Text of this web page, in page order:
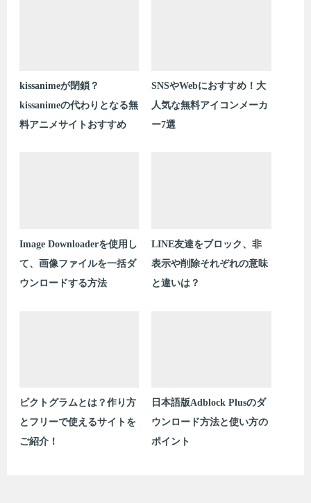
kissanimeが閉鎖？
kissanimeの代わりとなる無
料アニメサイトおすすめ
SNSやWebにおすすめ！大
人気な無料アイコンメーカ
ー7選
Image Downloaderを使用し
て、画像ファイルを一括ダ
ウンロードする方法
LINE友達をブロック、非
表示や削除それぞれの意味
と違いは？
ピクトグラムとは？作り方
とフリーで使えるサイトを
ご紹介！
日本語版Adblock Plusのダ
ウンロード方法と使い方の
ポイント